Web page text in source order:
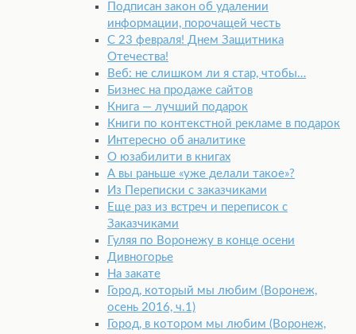
Подписан закон об удалении
информации, порочащей честь
С 23 февраля! Днем Защитника
Отечества!
Веб: не слишком ли я стар, чтобы…
Бизнес на продаже сайтов
Книга — лучший подарок
Книги по контекстной рекламе в подарок
Интересно об аналитике
О юзабилити в книгах
А вы раньше «уже делали такое»?
Из Переписки с заказчиками
Еще раз из встреч и переписок с
Заказчиками
Гуляя по Воронежу в конце осени
Дивногорье
На закате
Город, который мы любим (Воронеж,
осень 2016, ч.1)
Город, в котором мы любим (Воронеж,